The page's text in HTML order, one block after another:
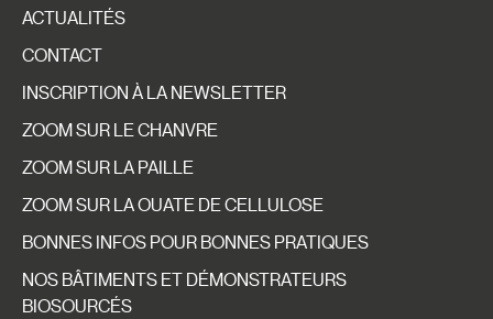
ACTUALITÉS
CONTACT
INSCRIPTION À LA NEWSLETTER
ZOOM SUR LE CHANVRE
ZOOM SUR LA PAILLE
ZOOM SUR LA OUATE DE CELLULOSE
BONNES INFOS POUR BONNES PRATIQUES
NOS BÂTIMENTS ET DÉMONSTRATEURS
BIOSOURCÉS